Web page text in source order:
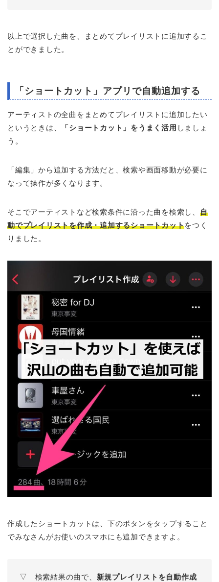
以上で選択した曲を、まとめてプレイリストに追加するこ
とができました。
「ショートカット」アプリで自動追加する
アーティストの全曲をまとめてプレイリストに追加したい
というときは、
「ショートカット」をうまく活用 しましょ
う。
「編集」から追加する方法だと、検索や画面移動が必要に
なって操作が多くなります。
そこでアーティストなど検索条件に沿った曲を検索し、 自
動でプレイリストを作成・追加するショートカットをつく
りました。
作成したショートカットは、下のボタンをタップすること
でみなさんがお使いのスマホにも追加できますよ。
▽ 検索結果の曲で、 新規プレイリストを自動作成